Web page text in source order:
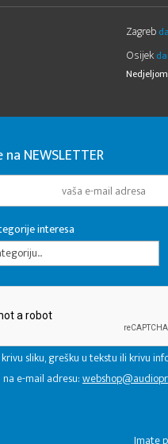
Zagreb
Osijek
NEWSLETTER
interesa
sliku, grešku u tekstu ili krivu
e-mail adresu: